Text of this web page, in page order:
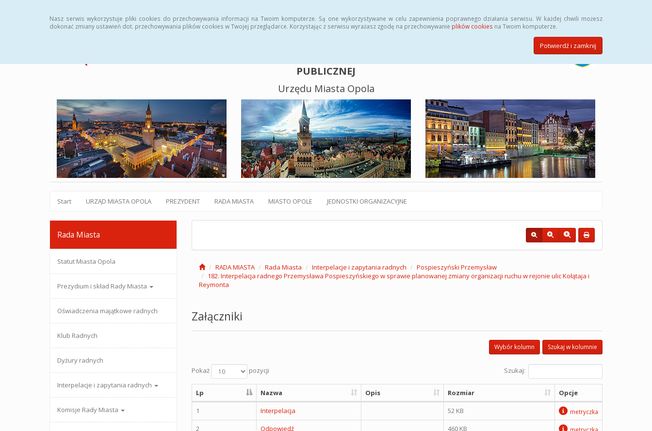
Nasz serwis wykorzystuje pliki cookies do przechowywania informacji na Twoim komputerze. Są one wykorzystywane w celu zapewnienia poprawnego działania serwisu. W każdej chwili możesz
dokonać zmiany ustawień dot. przechowywania plików cookies w Twojej przeglądarce. Korzystając z serwisu wyrażasz zgodę na przechowywanie plików cookies na Twoim komputerze.
Potwierdź i zamknij
PUBLICZNEJ
Urzędu Miasta Opola
Start URZĄD MIASTA OPOLA PREZYDENT RADA MIASTA MIASTO OPOLE JEDNOSTKI ORGANIZACYJNE
Rada Miasta
Statut Miasta Opola
Prezydium i skład Rady Miasta
Oświadczenia majątkowe radnych
Klub Radnych
Dyżury radnych
Interpelacje i zapytania radnych
Komisje Rady Miasta
RADA MIASTA Rada Miasta Interpelacje i zapytania radnych
Pospieszyński Przemysław
182. Interpelacja radnego Przemysława Pospieszyńskiego w sprawie planowanej zmiany organizacji ruchu w rejonie ulic Kołątaja i
Reymonta
Załączniki
Szukaj w kolumnie
Wybór kolumn
Pokaż pozycji Szukaj:
Lp Nazwa Opis Rozmiar Opcje
1 Interpelacja 52 KB metryczka
2 Odpowiedź 460 KB